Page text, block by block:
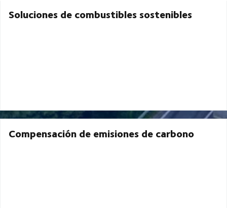
Soluciones de combustibles sostenibles
Compensación de emisiones de carbono